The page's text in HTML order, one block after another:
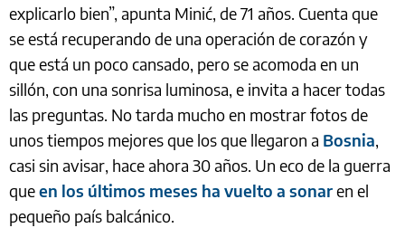
explicarlo bien”, apunta Minić, de 71 años. Cuenta que
se está recuperando de una operación de corazón y
que está un poco cansado, pero se acomoda en un
sillón, con una sonrisa luminosa, e invita a hacer todas
las preguntas. No tarda mucho en mostrar fotos de
unos tiempos mejores que los que llegaron a Bosnia,
casi sin avisar, hace ahora 30 años. Un eco de la guerra
queen los últimos meses ha vuelto a sonaren el
pequeño país balcánico.